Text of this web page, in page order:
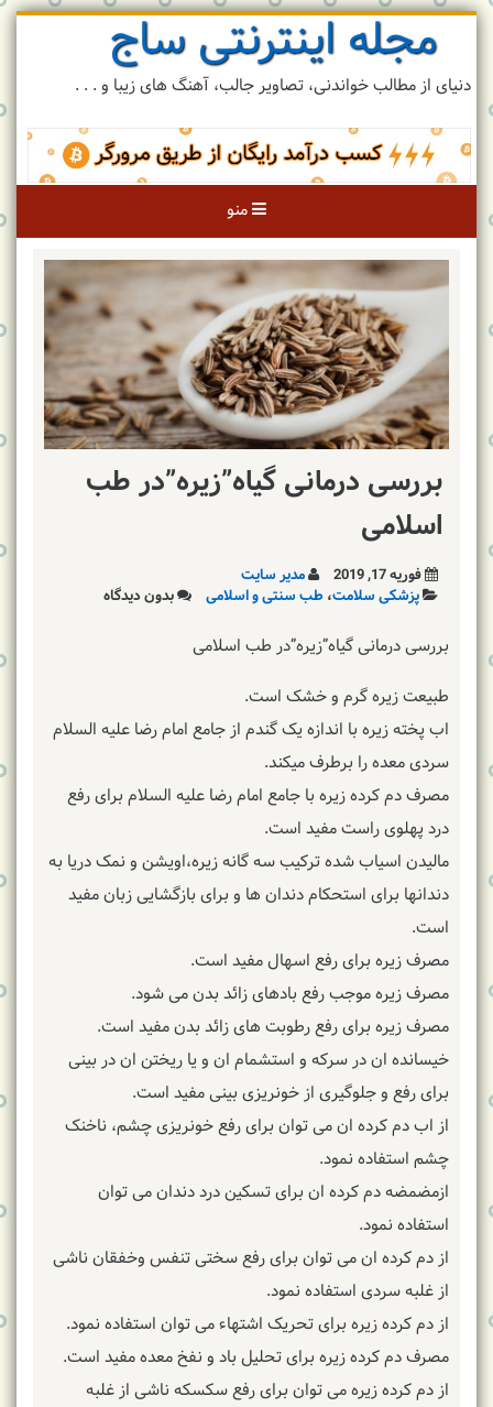
رد
رفتن
مطلب
مجله اینترنتی ساج
دنیای از مطالب خواندنی، تصاویر جالب، آهنگ های زیبا و . . .
منو
بررسی درمانی گیاه”زیره”در طب
اسلامی
فوریه 17, 2019
مدیر سایت
پزشکی سلامت، طب سنتی و اسلامی بدون دیدگاه
بررسی درمانی گیاه”زیره”در طب اسلامی
طبیعت زیره گرم و خشک است.
اب پخته زیره با اندازه یک گندم از جامع امام رضا علیه السلام
سردی معده را برطرف میکند.
مصرف دم کرده زیره با جامع امام رضا علیه السلام برای رفع
درد پهلوی راست مفید است.
مالیدن اسیاب شده ترکیب سه گانه زیره،اویشن و نمک دریا به
دندانها برای استحکام دندان ها و برای بازگشایی زبان مفید
است.
مصرف زیره برای رفع اسهال مفید است.
مصرف زیره موجب رفع بادهای زائد بدن می شود.
مصرف زیره برای رفع رطوبت های زائد بدن مفید است.
خیسانده ان در سرکه و استشمام ان و یا ریختن ان در بینی
برای رفع و جلوگیری از خونریزی بینی مفید است.
از اب دم کرده ان می توان برای رفع خونریزی چشم، ناخنک
چشم استفاده نمود.
ازمضمضه دم کرده ان برای تسکین درد دندان می توان
استفاده نمود.
از دم کرده ان می توان برای رفع سختی تنفس وخفقان ناشی
از غلبه سردی استفاده نمود.
از دم کرده زیره برای تحریک اشتهاء می توان استفاده نمود.
مصرف دم کرده زیره برای تحلیل باد و نفخ معده مفید است.
از دم کرده زیره می توان برای رفع سکسکه ناشی از غلبه